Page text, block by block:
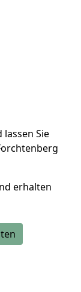
Sie
erhalten